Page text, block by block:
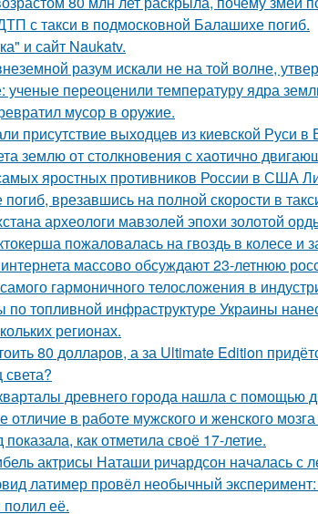
с такси в подмосковной Балашихе погиб.
и сайт Naukatv.
разум искали не на той волне,
ученые переоценили температуру ядра
мусор в оружие.
присутствие выходцев из киевской Руси
землю от столкновения с хаотично
яростных противников России в США
погиб, врезавшись на полной скорости в
археологи мавзолей эпохи золотой
пожаловалась на гвоздь в колесе
массово обсуждают 23-летнюю
гармоничного телосложения в
топливной инфраструктуре Украины
регионах.
80 долларов, а за Ultimate Edition
света?
древнего города нашла с помощью
в работе мужского и женского
как отметила своё 17-летие.
актрисы Наташи ричардсон началась с
латимер провёл необычный
полил её.